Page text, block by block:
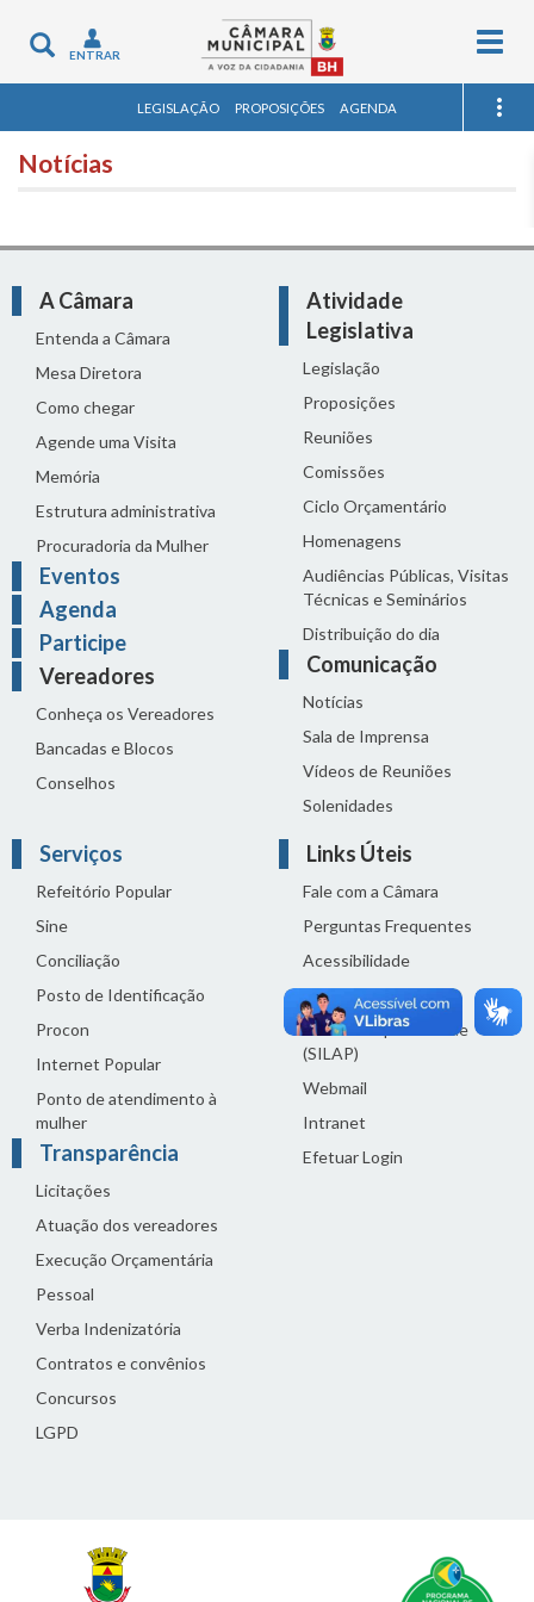
Toggle
navigation
ENTRAR
LEGISLAÇÃO PROPOSIÇÕES AGENDA
Notícias
A Câmara
Entenda a Câmara
Mesa Diretora
Como chegar
Agende uma Visita
Memória
Estrutura administrativa
Procuradoria da Mulher
Eventos
Agenda
Participe
Vereadores
Conheça os Vereadores
Bancadas e Blocos
Conselhos
Atividade
Legislativa
Legislação
Proposições
Reuniões
Comissões
Ciclo Orçamentário
Homenagens
Audiências Públicas, Visitas
Técnicas e Seminários
Distribuição do dia
Comunicação
Notícias
Sala de Imprensa
Vídeos de Reuniões
Solenidades
Serviços
Refeitório Popular
Sine
Conciliação
Posto de Identificação
Procon
Internet Popular
Ponto de atendimento à
mulher
Transparência
Licitações
Atuação dos vereadores
Execução Orçamentária
Pessoal
Verba Indenizatória
Contratos e convênios
Concursos
LGPD
Links Úteis
Fale com a Câmara
Perguntas Frequentes
Acessibilidade
Termos de uso
Política de privacidade
(SILAP)
Webmail
Intranet
Efetuar Login